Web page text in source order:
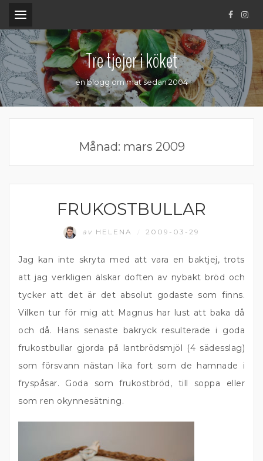
.
Tre tjejer i köket
en blogg om mat sedan 2004
Månad: mars 2009
FRUKOSTBULLAR
av HELENA 2009-03-29
Jag kan inte skryta med att vara en baktjej, trots
att jag verkligen älskar doften av nybakt bröd och
tycker att det är det absolut godaste som finns.
Vilken tur för mig att Magnus har lust att baka då
och då. Hans senaste bakryck resulterade i goda
frukostbullar gjorda på lantbrödsmjöl (4 sädesslag)
som försvann nästan lika fort som de hamnade i
fryspåsar. Goda som frukostbröd, till soppa eller
som ren okynnesätning.